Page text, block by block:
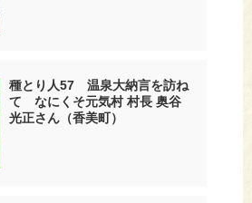
種とり人57 温泉大納言を訪ね
て なにくそ元気村 村長 奥谷
光正さん（香美町）